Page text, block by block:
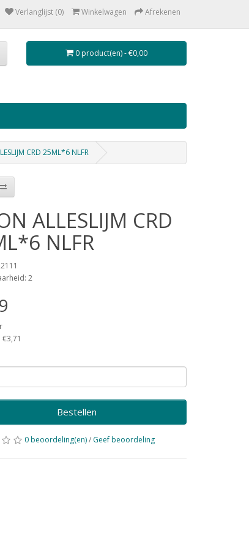
Verlanglijst (0) Winkelwagen Afrekenen
0 product(en) - €0,00
CRD 25ML*6 NLFR
ALLESLIJM CRD
NLFR
2
€3,71
Bestellen
0 beoordeling(en)/ Geef beoordeling